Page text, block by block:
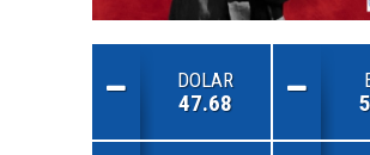
DOLAR
47.68